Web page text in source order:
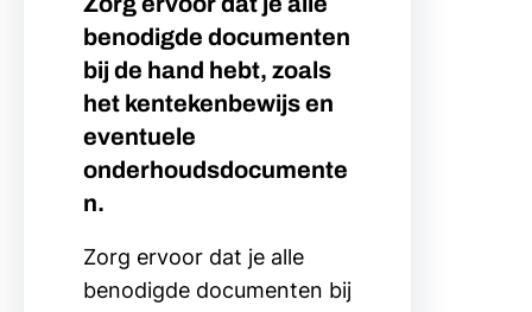
benodigde documenten
bij de hand hebt, zoals
het kentekenbewijs en
eventuele
onderhoudsdocumente
n.
Zorg ervoor dat je alle
benodigde documenten bij